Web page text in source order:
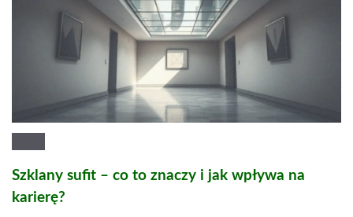
Szklany sufit – co to znaczy i jak wpływa na
karierę?